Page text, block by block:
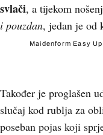
svlači, a tijekom
i pouzdan, jedan je od
Maidenform Easy
Također je proglašen
slučaj kod rublja za
poseban pojas koji